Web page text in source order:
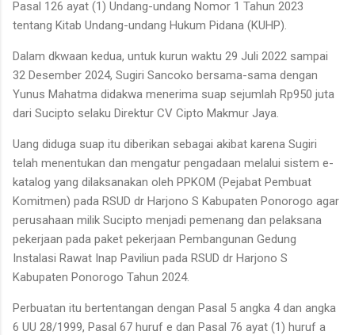
Pasal 126 ayat (1) Undang-undang Nomor 1 Tahun 2023
tentang Kitab Undang-undang Hukum Pidana (KUHP).
Dalam dkwaan kedua, untuk kurun waktu 29 Juli 2022 sampai
32 Desember 2024, Sugiri Sancoko bersama-sama dengan
Yunus Mahatma didakwa menerima suap sejumlah Rp950 juta
dari Sucipto selaku Direktur CV Cipto Makmur Jaya.
Uang diduga suap itu diberikan sebagai akibat karena Sugiri
telah menentukan dan mengatur pengadaan melalui sistem e-
katalog yang dilaksanakan oleh PPKOM (Pejabat Pembuat
Komitmen) pada RSUD dr Harjono S Kabupaten Ponorogo agar
perusahaan milik Sucipto menjadi pemenang dan pelaksana
pekerjaan pada paket pekerjaan Pembangunan Gedung
Instalasi Rawat Inap Paviliun pada RSUD dr Harjono S
Kabupaten Ponorogo Tahun 2024.
Perbuatan itu bertentangan dengan Pasal 5 angka 4 dan angka
6 UU 28/1999, Pasal 67 huruf e dan Pasal 76 ayat (1) huruf a